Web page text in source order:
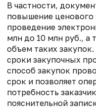
В частности,
повышение
проведение
млн до 10 млн руб., а
объем таких
сроки закупочных
способ закупок
срок и позволяет
потребность
пояснительной